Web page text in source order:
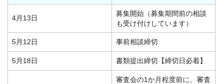
4月13日
募集開始（募集期間前の相談
も受け付けしています）
5月12日 事前相談締切
5月18日 書類提出締切【締切日必着】
審査会の1か月程度前に、審査